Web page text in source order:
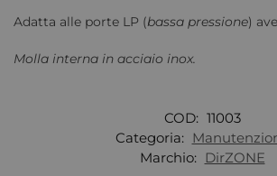
Adatta alle porte LP (bassa pressione)
Molla interna in acciaio inox.
COD: 11003
Categoria:
Marchio: DirZONE